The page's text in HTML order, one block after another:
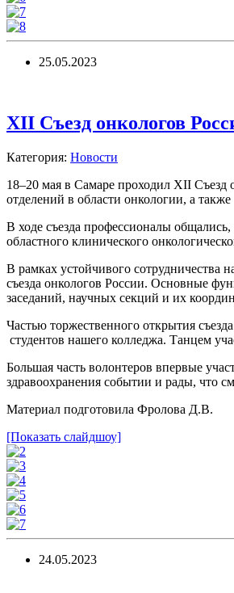
25.05.2023
XII Съезд онкологов
Категория: Новости
18–20 мая в Самаре проходил XII Съезд
отделений в области онкологии, а
В ходе съезда профессионалы
областного клинического
В рамках устойчивого сотрудничества
съезда онкологов России. Основные
заседаний, научных секций и их
Частью торжественного открытия
студентов нашего колледжа. Танцем
Большая часть волонтеров впервые
здравоохранения событии и рады, что
Материал подготовила Фролова Д.В.
[Показать слайдшоу]
24.05.2023